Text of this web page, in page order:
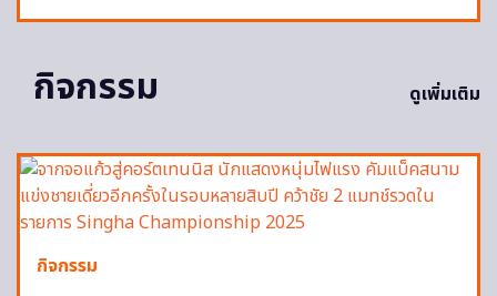
กิจกรรม ดูเพิ่มเติม
กิจกรรม